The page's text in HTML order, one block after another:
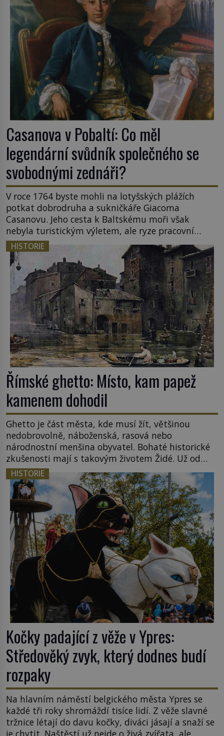
Casanova v Pobaltí: Co měl
legendární svůdník společného se
svobodnými zednáři?
V roce 1764 byste mohli na lotyšských plážích
potkat dobrodruha a sukničkáře Giacoma
Casanovu. Jeho cesta k Baltskému moři však
nebyla turistickým výletem, ale ryze pracovní
cestou se zištnými úmysly. Jaký cíl Casanova
sledoval, když se například procházel uličkami
lotyšské Rigy? Casanova v Pobaltí kontaktoval
tamní zednářské lóže. Nebyl v této oblasti žádným
nováčkem, protože do zednářské […]
HISTORIE
Římské ghetto: Místo, kam papež
kamenem dohodil
Ghetto je část města, kde musí žít, většinou
nedobrovolně, náboženská, rasová nebo
národnostní menšina obyvatel. Bohaté historické
zkušenosti mají s takovým životem Židé. Už od
středověku jsou totiž v každou chvíli nuceni v
nějakém žít. Mezi ty nejslavnější patří i římské
ghetto založené v roce 1555. Pokud jde o vztah
k Židům, nemá se Řím čím chlubit. […]
HISTORIE
Kočky padající z věže v Ypres:
Středověký zvyk, který dodnes budí
rozpaky
Na hlavním náměstí belgického města Ypres se
každé tři roky shromáždí tisíce lidí. Z věže slavné
tržnice létají do davu kočky, diváci jásají a snaží se
je chytit. Naštěstí už nejde o živá zvířata, ale